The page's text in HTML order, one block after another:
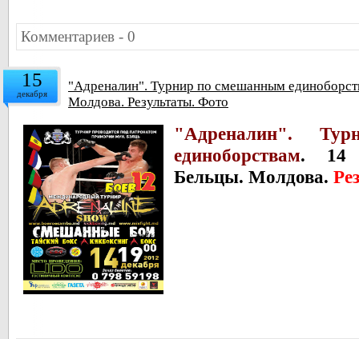
Комментариев - 0
15
декабря
"Адреналин". Турнир по смешанным
Молдова. Результаты. Фото
"Адреналин".
единоборствам. 14
Бельцы. Молдова.